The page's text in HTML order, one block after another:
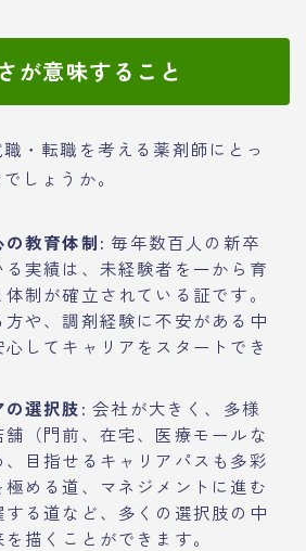
が意味すること
・転職を考える薬剤師にとっ
しょうか。
教育体制: 毎年数百人の新卒
る実績は、未経験者を一から育
制が確立されている証です。
方や、調剤経験に不安がある中
してキャリアをスタートでき
の選択肢: 会社が大きく、多様
舗（門前、在宅、医療モールな
、目指せるキャリアパスも多彩
める道、マネジメントに進む
る道など、多くの選択肢の中
描くことができます。